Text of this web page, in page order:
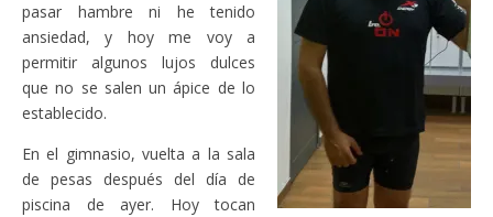
pasar hambre ni he tenido
ansiedad, y hoy me voy a
permitir algunos lujos dulces
que no se salen un ápice de lo
establecido.
En el gimnasio, vuelta a la sala
de pesas después del día de
piscina de ayer. Hoy tocan